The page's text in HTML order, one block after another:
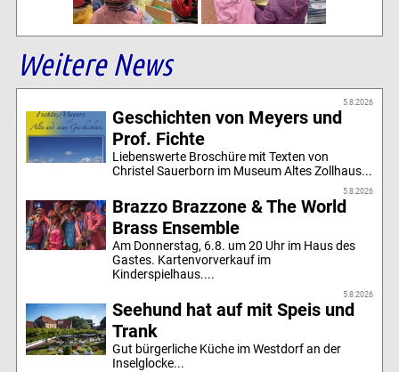
Weitere News
5.8.2026
Geschichten von Meyers und
Prof. Fichte
Liebenswerte Broschüre mit Texten von
Christel Sauerborn im Museum Altes Zollhaus...
5.8.2026
Brazzo Brazzone & The World
Brass Ensemble
Am Donnerstag, 6.8. um 20 Uhr im Haus des
Gastes. Kartenvorverkauf im
Kinderspielhaus....
5.8.2026
Seehund hat auf mit Speis und
Trank
Gut bürgerliche Küche im Westdorf an der
Inselglocke...